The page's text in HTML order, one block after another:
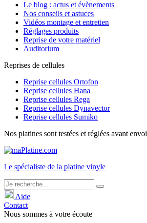
Le blog : actus et évènements
Nos conseils et astuces
Vidéos montage et entretien
Réglages produits
Reprise de votre matériel
Auditorium
Reprises de cellules
Reprise cellules Ortofon
Reprise cellules Hana
Reprise cellules Rega
Reprise cellules Dynavector
Reprise cellules Sumiko
Nos platines sont testées et réglées avant envoi
Le spécialiste de la platine vinyle
Aide
Contact
Nous sommes à votre écoute